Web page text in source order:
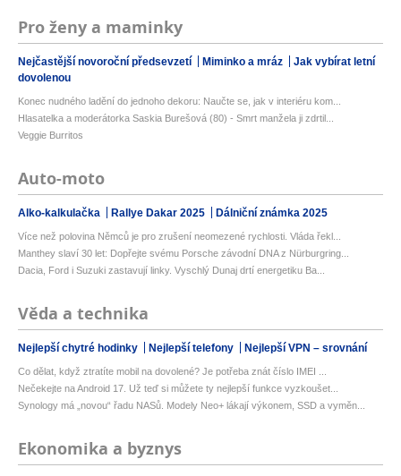
Pro ženy a maminky
Nejčastější novoroční předsevzetí Miminko a mráz
Jak vybírat letní
dovolenou
Konec nudného ladění do jednoho dekoru: Naučte se, jak v interiéru kom...
Hlasatelka a moderátorka Saskia Burešová (80) - Smrt manžela ji zdrtil...
Veggie Burritos
Auto-moto
Alko-kalkulačka Rallye Dakar 2025 Dálniční známka 2025
Více než polovina Němců je pro zrušení neomezené rychlosti. Vláda řekl...
Manthey slaví 30 let: Dopřejte svému Porsche závodní DNA z Nürburgring...
Dacia, Ford i Suzuki zastavují linky. Vyschlý Dunaj drtí energetiku Ba...
Věda a technika
Nejlepší chytré hodinky Nejlepší telefony Nejlepší VPN – srovnání
Co dělat, když ztratíte mobil na dovolené? Je potřeba znát číslo IMEI ...
Nečekejte na Android 17. Už teď si můžete ty nejlepší funkce vyzkoušet...
Synology má „novou“ řadu NASů. Modely Neo+ lákají výkonem, SSD a vyměn...
Ekonomika a byznys